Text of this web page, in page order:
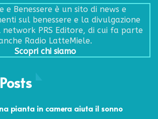
e Benessere è un sito di news e
sul benessere e la divulgazione
network PRS Editore, di cui fa parte
Radio LatteMiele.
Scopri chi siamo
pianta in camera aiuta il sonno